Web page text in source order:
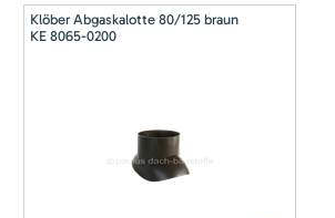
Klöber Abgaskalotte 80/125 braun
KE 8065-0200